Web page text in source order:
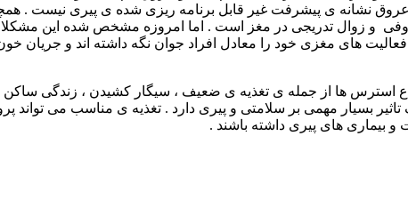
و عروق نشانه ی پیشرفت غیر قابل برنامه ریزی شده ی پیری نیست .
و زوال تدریجی در مغز است . اما امروزه مشخص شده این مشکلات و
گیری و فعالیت های مغزی خود را معادل افراد جوان نگه داشته اند و
استرس ها از جمله ی تغذیه ی ضعیف ، سیگار کشیدن ، زندگی
بسیار مهمی بر سلامتی و پیری دارد . تغذیه ی مناسب می تواند
و بیماری های پیری داشته باشند .